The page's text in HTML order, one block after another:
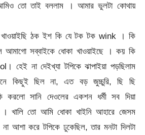
তো তাই বললাম । আমার ভুলটা কোথায়
খাওয়াইছি ঠক ইশ কি যে টক টক wink । কি
আমাগো সব্বাইকে ধোকা খাওয়াইছে । কয় কি
হেই না দেইখ্যা টপিকে ঝাপাইয়া পড়ছিলাম
কিছুই ছিল না, এত বড় জুচ্চুরি, ছি ছি
সানি দেওলের একশন ধর্মী সব দিয়া
। খালি তো আমি ধোকা খাইনি আহারে জেসম
না আশা করে টপিকে ঢুকেছিল, তার মনটা দিলটা